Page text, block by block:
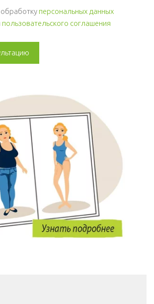
обработкуперсональных данных
пользовательского соглашения